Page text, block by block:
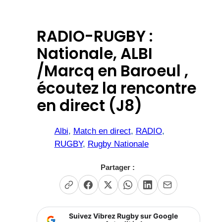
RADIO-RUGBY :
Nationale, ALBI
/Marcq en Baroeul ,
écoutez la rencontre
en direct (J8)
Albi, Match en direct, RADIO
RUGBY, Rugby Nationale
Partager :
Suivez Vibrez Rugby sur Google